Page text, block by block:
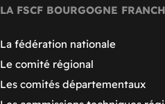
LA FSCF BOURGOGNE
La fédération nationale
Le comité régional
Les comités départementaux